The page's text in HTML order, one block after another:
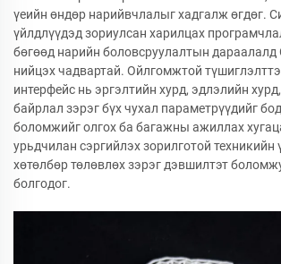
үеийн өндөр нарийвчлалыг хадгалж өгдөг.
үйлдлүүдэд зориулсан харилцах
бөгөөд нарийн боловсруулалтын дараалалд
нийцэх чадвартай. Ойлгомжтой
интерфейс нь эргэлтийн хурд, эдлэлийн
байрлал зэрэг бүх чухал параметрүүдийг
боломжийг олгох ба багажны ажиллах
урьдчилан сэргийлэх зорилготой техникийн
хөтөлбөр төлөвлөх зэрэг дэвшилтэт
болгодог.